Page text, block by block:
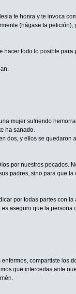
te honra y te invoca
(hágase la
hacer todo lo posible para
mujer sufriendo
ha sanado.
dos, y ellos se quedaron
por nuestros pecados.
padres, sino para que
por todas partes con
aseguro que la persona
compartiste los
que intercedas ante